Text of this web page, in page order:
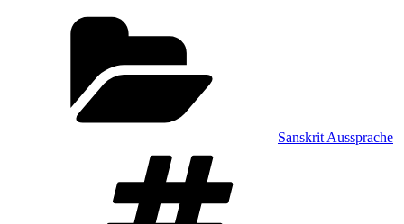
Sanskrit Aussprache